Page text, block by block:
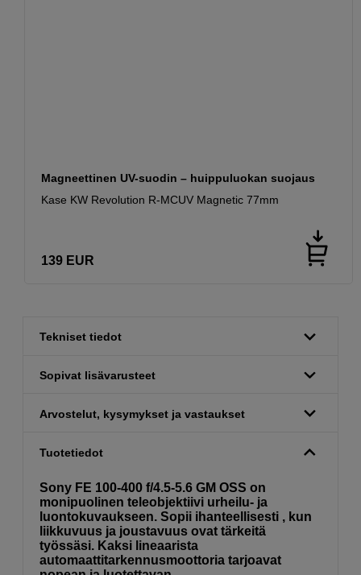
Magneettinen UV-suodin – huippuluokan suojaus
Kase KW Revolution R-MCUV Magnetic 77mm
139 EUR
Tekniset tiedot
Sopivat lisävarusteet
Arvostelut, kysymykset ja vastaukset
Tuotetiedot
Sony FE 100-400 f/4.5-5.6 GM OSS on
monipuolinen teleobjektiivi urheilu- ja
luontokuvaukseen. Sopii ihanteellisesti , kun
liikkuvuus ja joustavuus ovat tärkeitä
työssäsi. Kaksi lineaarista
automaattitarkennusmoottoria tarjoavat